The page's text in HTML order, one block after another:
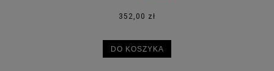
352,00 zł
DO KOSZYKA